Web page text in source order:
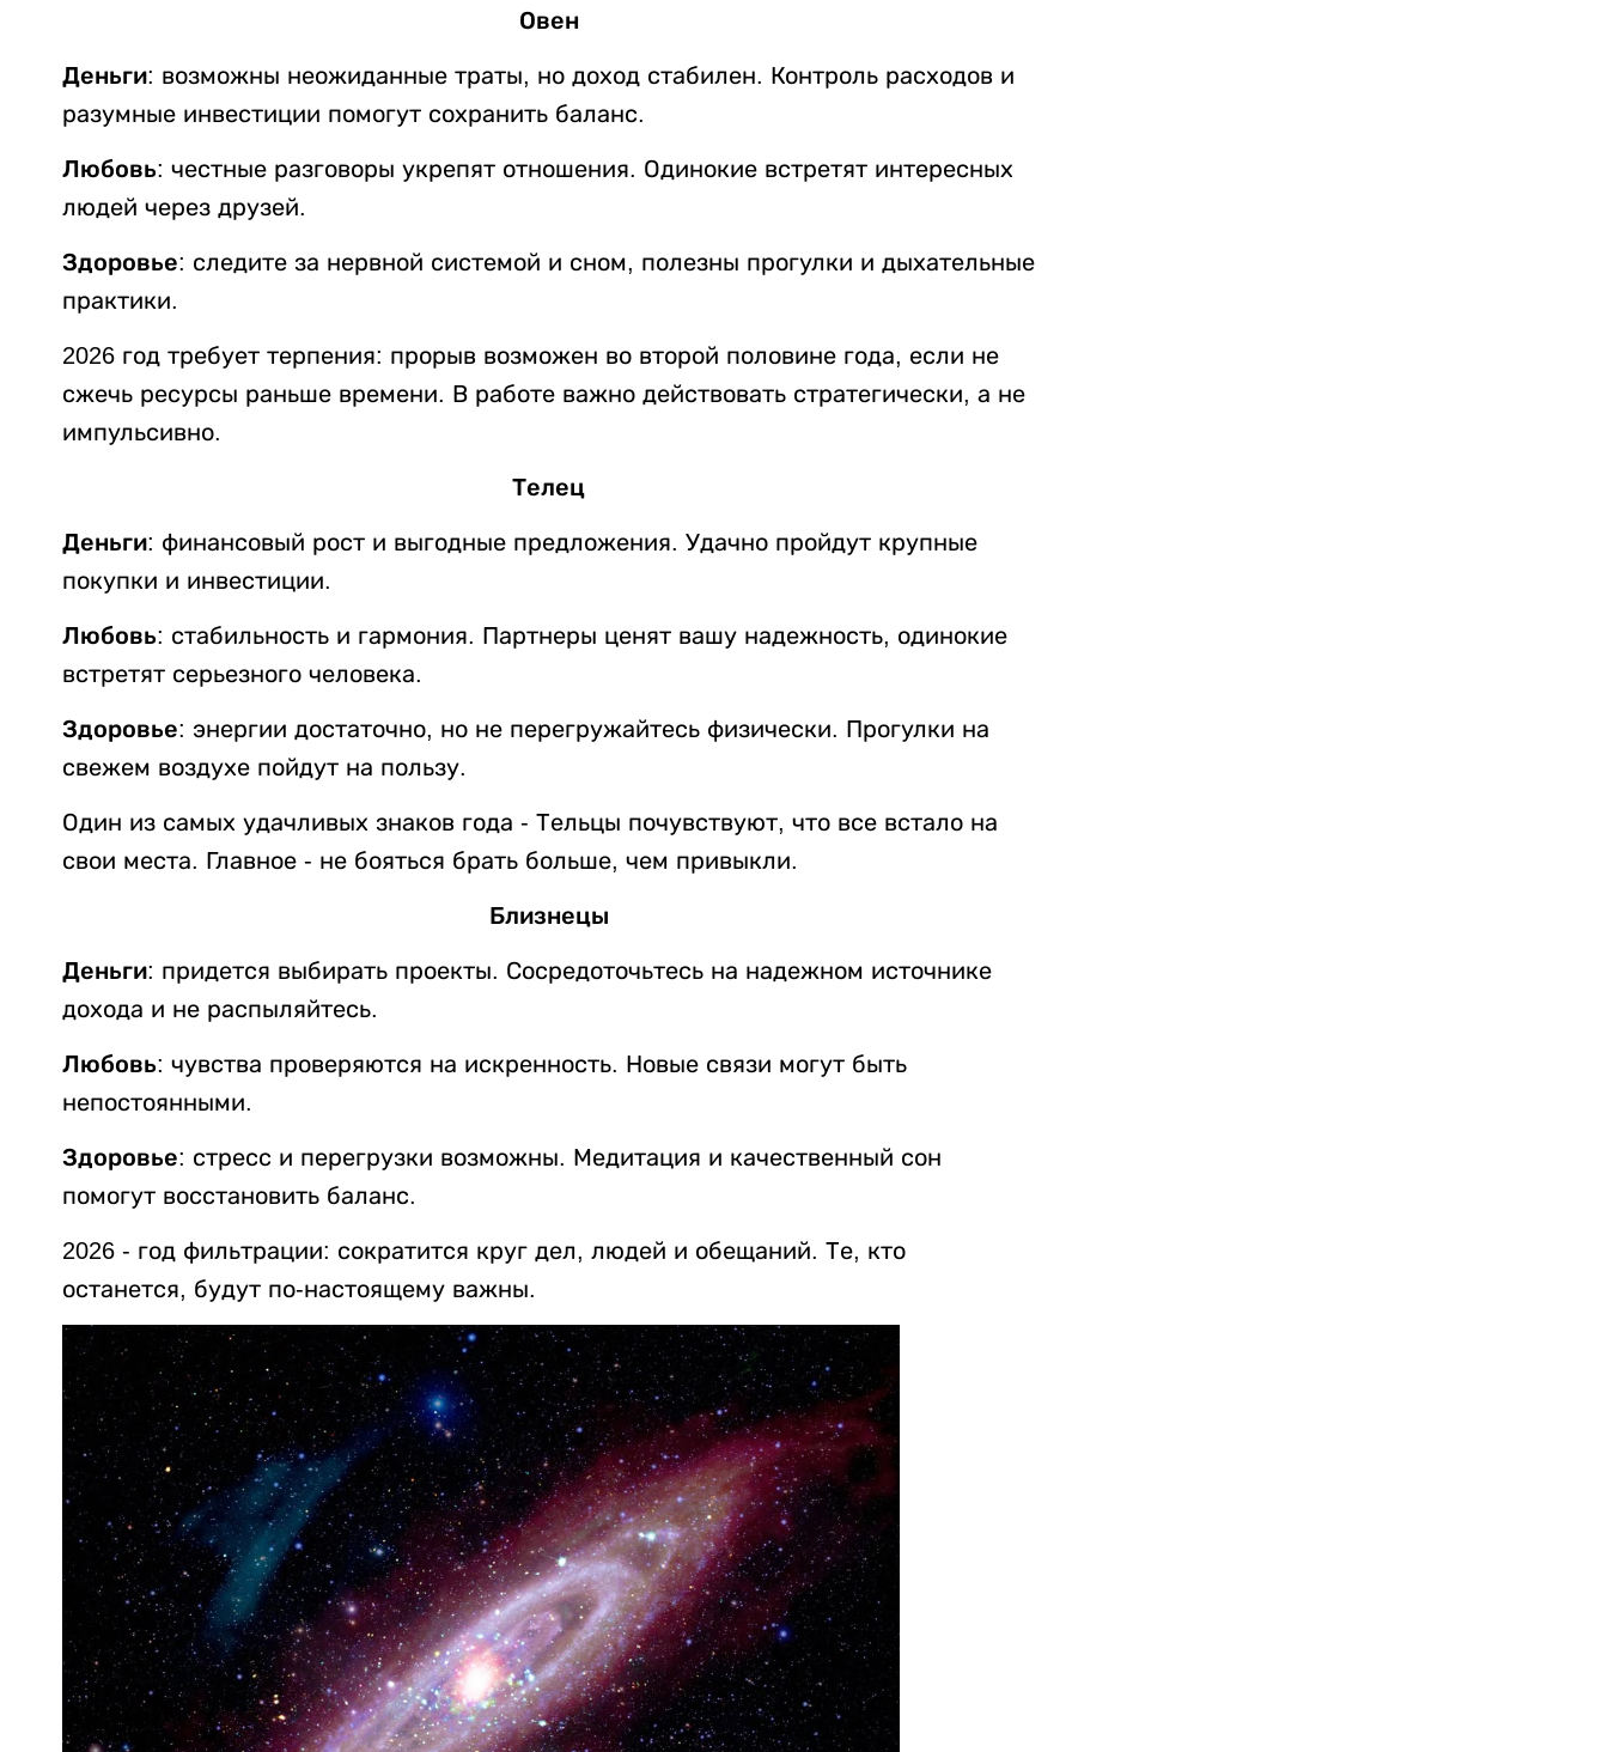
Овен
Деньги: возможны неожиданные траты, но доход стабилен. Контроль расходов и
разумные инвестиции помогут сохранить баланс.
Любовь: честные разговоры укрепят отношения. Одинокие встретят интересных
людей через друзей.
Здоровье: следите за нервной системой и сном, полезны прогулки и дыхательные
практики.
2026 год требует терпения: прорыв возможен во второй половине года, если не
сжечь ресурсы раньше времени. В работе важно действовать стратегически, а не
импульсивно.
Телец
Деньги: финансовый рост и выгодные предложения. Удачно пройдут крупные
покупки и инвестиции.
Любовь: стабильность и гармония. Партнеры ценят вашу надежность, одинокие
встретят серьезного человека.
Здоровье: энергии достаточно, но не перегружайтесь физически. Прогулки на
свежем воздухе пойдут на пользу.
Один из самых удачливых знаков года - Тельцы почувствуют, что все встало на
свои места. Главное - не бояться брать больше, чем привыкли.
Близнецы
Деньги: придется выбирать проекты. Сосредоточьтесь на надежном источнике
дохода и не распыляйтесь.
Любовь: чувства проверяются на искренность. Новые связи могут быть
непостоянными.
Здоровье: стресс и перегрузки возможны. Медитация и качественный сон
помогут восстановить баланс.
2026 - год фильтрации: сократится круг дел, людей и обещаний. Те, кто
останется, будут по-настоящему важны.